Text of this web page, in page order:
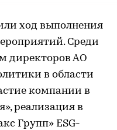
ход выполнения
Среди
директоров АО
в области
компании в
реализация в
Групп» ESG-